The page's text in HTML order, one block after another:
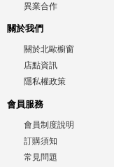
異業合作
關於我們
關於北歐櫥窗
店點資訊
隱私權政策
會員服務
會員制度說明
訂購須知
常見問題